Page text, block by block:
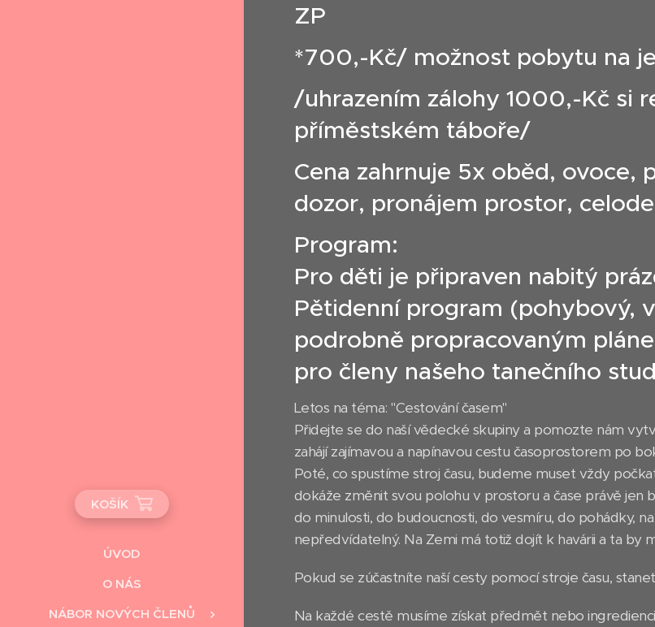
KOŠÍK
ÚVOD
O NÁS
NÁBOR NOVÝCH ČLENŮ
ZP
*700,-Kč/ možnost pobytu na
/uhrazením zálohy 1000,-Kč si
příměstském táboře/
Cena zahrnuje 5x oběd, ovoce,
dozor, pronájem prostor,
Program:
Pro děti je připraven nabitý
Pětidenní program (pohybový,
podrobně propracovaným
pro členy našeho tanečního
Letos na téma: "Cestování časem"
Přidejte se do naší vědecké skupiny a pomozte nám
zahájí zajímavou a napínavou cestu časoprostorem po
Poté, co spustíme stroj času, budeme muset vždy
dokáže změnit svou polohu v prostoru a čase právě jen
do minulosti, do budoucnosti, do vesmíru, do pohádky,
nepředvídatelný. Na Zemi má totiž dojít k havárii a ta by
Pokud se zúčastníte naší cesty pomocí stroje času,
Na každé cestě musíme získat předmět nebo